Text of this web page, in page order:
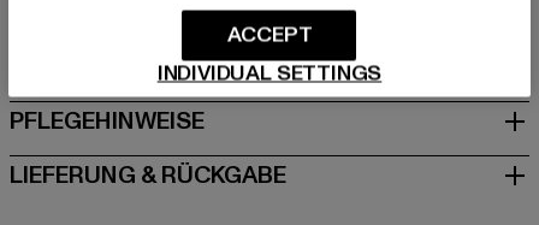
GRÖSSE & PASSFORM
PFLEGEHINWEISE
LIEFERUNG & RÜCKGABE
INDIVIDUAL SETTINGS
ACCEPT